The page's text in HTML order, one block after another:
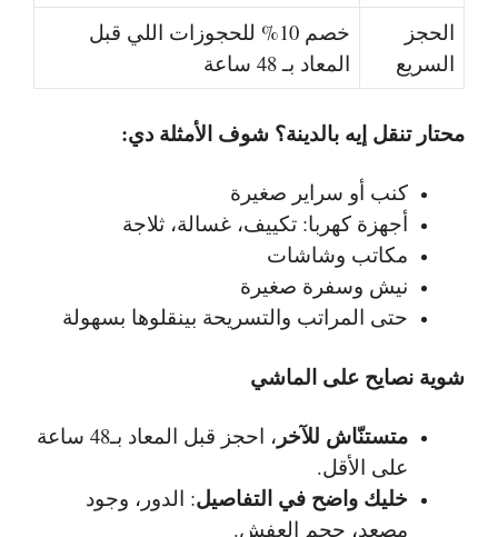
الحجز
السريع
خصم 10% للحجوزات اللي قبل
المعاد بـ 48 ساعة
محتار تنقل إيه بالدينة؟ شوف الأمثلة دي:
كنب أو سراير صغيرة
أجهزة كهربا: تكييف، غسالة، ثلاجة
مكاتب وشاشات
نيش وسفرة صغيرة
حتى المراتب والتسريحة بينقلوها بسهولة
شوية نصايح على الماشي
متستنّاش للآخر
، احجز قبل المعاد بـ48 ساعة
على الأقل.
خليك واضح في التفاصيل: الدور، وجود
مصعد، حجم العفش.